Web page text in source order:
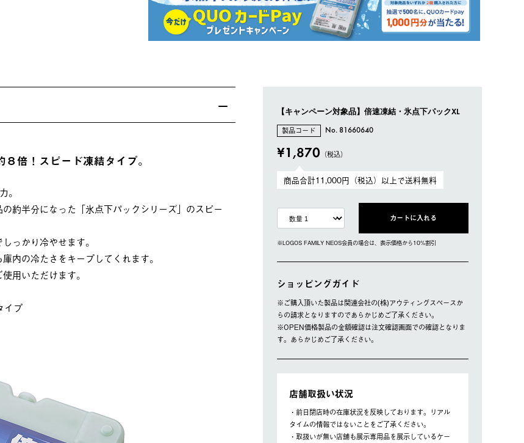
倍！スピード凍結タイプ。
。
約半分になった「氷点下パックシリーズ」のスピー
っかり冷やせます。
内の冷たさをキープしてくれます。
用いただけます。
プ
【キャンペーン対象品】倍速凍結・氷点下パックXL
製品コード No. 81660640
¥1,870（税込）
商品合計11,000円（税込）以上で送料無料
カートに入れる
※LOGOS FAMILY NEOS会員の場合は、表⽰価格から10%割引
ショッピングガイド
※ご購⼊頂いた製品は関連会社の(株)アウティングスペースか
らの請求となりますのであらかじめご了承ください。
※OPEN価格製品の⾦額確認は注⽂確認画⾯での確認となりま
す。あらかじめご了承ください。
店舗取扱い状況
・前日閉店時の在庫状況を反映しております。リアル
タイムの情報ではないことをご了承ください。
・取扱いが無い店舗も展示専用品を展示しているケー